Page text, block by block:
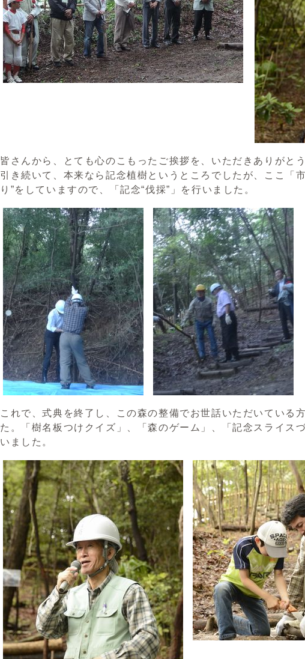
皆さんから、とても心のこもったご挨拶を、いただきありがと
引き続いて、本来なら記念植樹というところでしたが、ここ「
り”をしていますので、「記念“伐採”」を行いました。
これで、式典を終了し、この森の整備でお世話いただいている
た。「樹名板つけクイズ」、「森のゲーム」、「記念スライス
いました。